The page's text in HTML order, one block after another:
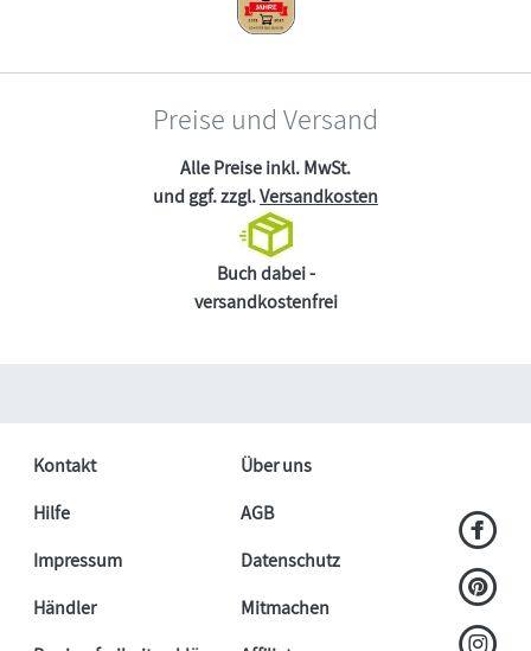
Preise und Versand
Alle Preise inkl. MwSt.
und ggf. zzgl.Versandkosten
Buch dabei -
versandkostenfrei
Kontakt
Über uns
Hilfe
AGB
Impressum
Datenschutz
Händler
Mitmachen